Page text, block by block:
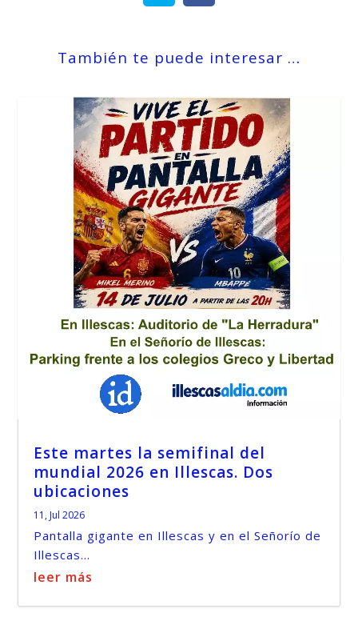
También te puede interesar …
Este martes la semifinal del
mundial 2026 en Illescas. Dos
ubicaciones
11, Jul 2026
Pantalla gigante en Illescas y en el Señorío de
Illescas...
leer más